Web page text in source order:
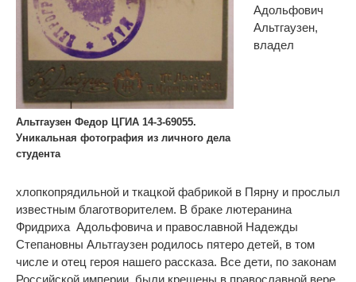
Альтгаузен Федор ЦГИА 14-3-69055.
Уникальная фотография из личного дела
студента
Адольфович
Альтгаузен,
владел
хлопкопрядильной и ткацкой фабрикой в Пярну и прослыл
известным благотворителем. В браке лютеранина
Фридриха Адольфовича и православной Надежды
Степановны Альтгаузен родилось пятеро детей, в том
числе и отец героя нашего рассказа. Все дети, по законам
Российской империи, были крещены в православной вере,